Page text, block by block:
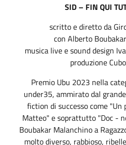
SID – FIN QUI
scritto e diretto da
con Alberto
musica live e sound design
produzione
Premio Ubu 2023 nella
under35, ammirato dal
fiction di successo come "Un
Matteo" e soprattutto "Doc -
Boubakar Malanchino a
molto diverso, rabbioso,